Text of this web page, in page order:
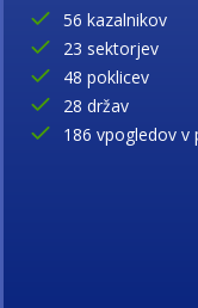
56 kazalnikov
23 sektorjev
48 poklicev
28 držav
186 vpogledov v